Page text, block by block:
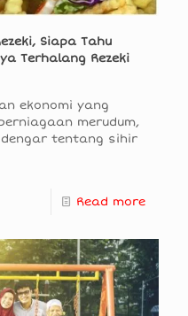
Siapa Tahu
Terhalang Rezeki
ekonomi yang
merudum,
tentang sihir
Read more